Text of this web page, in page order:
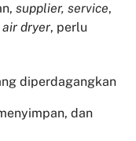
supplier, service,
air dryer, perlu
diperdagangkan
dan